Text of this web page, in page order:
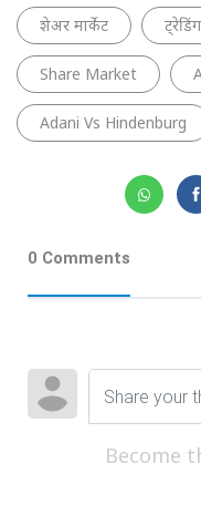
शेअर मार्केट ट्रेडिंग
Share Market
Adani Vs Hindenburg
0 Comments
Become